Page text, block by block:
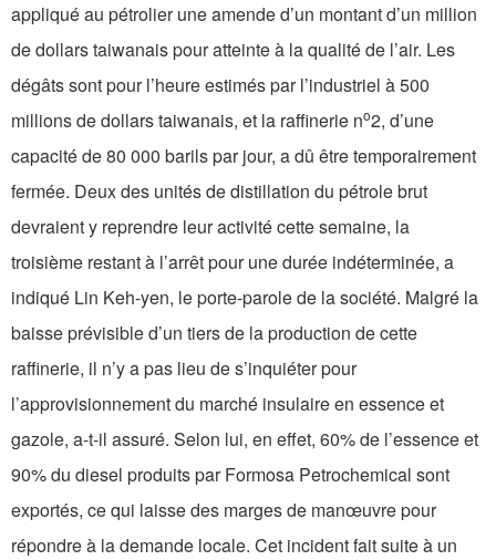
appliqué au pétrolier une amende d’un montant d’un million
de dollars taiwanais pour atteinte à la qualité de l’air. Les
dégâts sont pour l’heure estimés par l’industriel à 500
millions de dollars taiwanais, et la raffinerie no2, d’une
capacité de 80 000 barils par jour, a dû être temporairement
fermée. Deux des unités de distillation du pétrole brut
devraient y reprendre leur activité cette semaine, la
troisième restant à l’arrêt pour une durée indéterminée, a
indiqué Lin Keh-yen, le porte-parole de la société. Malgré la
baisse prévisible d’un tiers de la production de cette
raffinerie, il n’y a pas lieu de s’inquiéter pour
l’approvisionnement du marché insulaire en essence et
gazole, a-t-il assuré. Selon lui, en effet, 60% de l’essence et
90% du diesel produits par Formosa Petrochemical sont
exportés, ce qui laisse des marges de manœuvre pour
répondre à la demande locale. Cet incident fait suite à un